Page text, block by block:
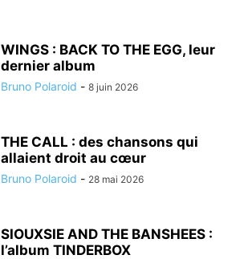
WINGS : BACK TO THE EGG, leur
dernier album
Bruno Polaroid - 8 juin 2026
THE CALL : des chansons qui
allaient droit au cœur
Bruno Polaroid - 28 mai 2026
SIOUXSIE AND THE BANSHEES :
l’album TINDERBOX